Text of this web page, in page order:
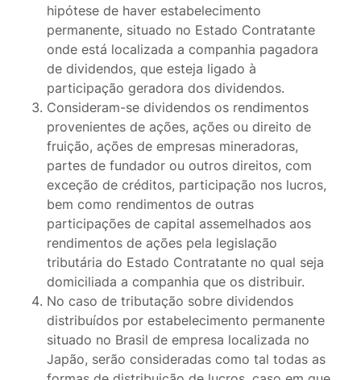
hipótese de haver estabelecimento
permanente, situado no Estado Contratante
onde está localizada a companhia pagadora
de dividendos, que esteja ligado à
participação geradora dos dividendos.
Consideram-se dividendos os rendimentos
provenientes de ações, ações ou direito de
fruição, ações de empresas mineradoras,
partes de fundador ou outros direitos, com
exceção de créditos, participação nos lucros,
bem como rendimentos de outras
participações de capital assemelhados aos
rendimentos de ações pela legislação
tributária do Estado Contratante no qual seja
domiciliada a companhia que os distribuir.
No caso de tributação sobre dividendos
distribuídos por estabelecimento permanente
situado no Brasil de empresa localizada no
Japão, serão consideradas como tal todas as